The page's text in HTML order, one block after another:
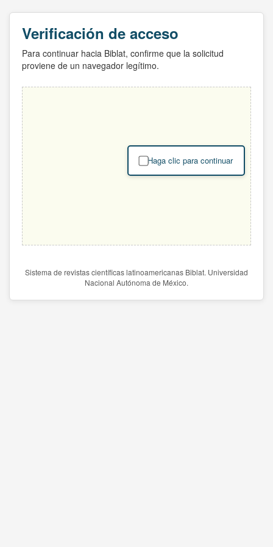
Verificación de acceso
Para continuar hacia Biblat, confirme que la solicitud
proviene de un navegador legítimo.
Haga clic para continuar
Sistema de revistas científicas latinoamericanas Biblat. Universidad
Nacional Autónoma de México.